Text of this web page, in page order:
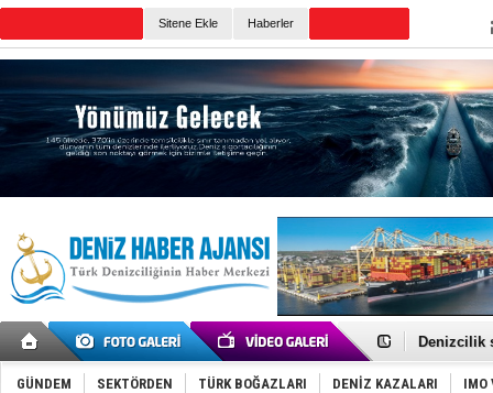
Sitene Ekle Haberler
Rusya,
Denizcilik
‘14.
GÜNDEM SEKTÖRDEN TÜRK BOĞAZLARI DENİZ KAZALARI IMO